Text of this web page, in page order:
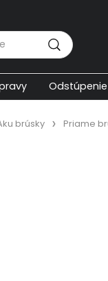
brúsky Priame